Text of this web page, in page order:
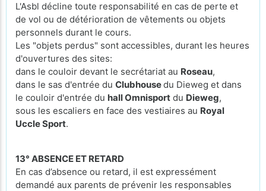
L'Asbl décline toute responsabilité en cas de perte et
de vol ou de détérioration de vêtements ou objets
personnels durant le cours.
Les "objets perdus" sont accessibles, durant les heures
d'ouvertures des sites:
dans le couloir devant le secrétariat au Roseau,
dans le sas d'entrée du Clubhousedu Dieweg et dans
le couloir d'entrée du hall Omnisport du Dieweg,
sous les escaliers en face des vestiaires au Royal
Uccle Sport.
13° ABSENCE ET RETARD
En cas d’absence ou retard, il est expressément
demandé aux parents de prévenir les responsables